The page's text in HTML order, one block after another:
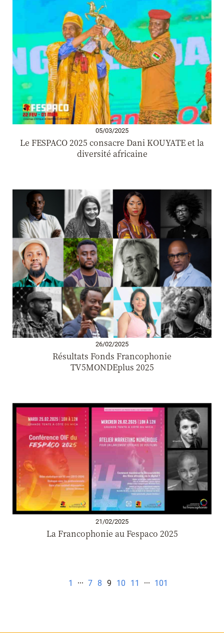
05/03/2025
Le FESPACO 2025 consacre Dani KOUYATE et la
diversité africaine
26/02/2025
Résultats Fonds Francophonie
TV5MONDEplus 2025
21/02/2025
La Francophonie au Fespaco 2025
1 7 8 9 10 11 101